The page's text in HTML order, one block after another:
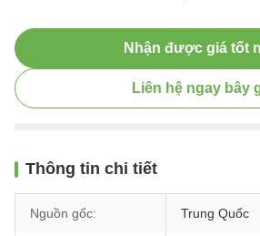
Nhận được giá tốt
Liên hệ ngay bây
Thông tin chi tiết
Nguồn gốc: Trung Quốc